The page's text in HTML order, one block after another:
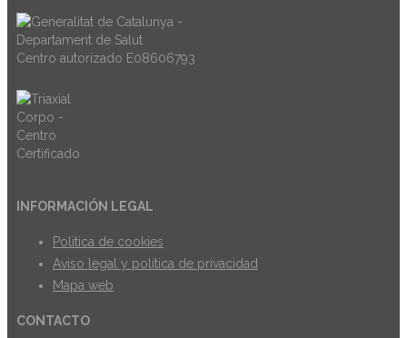
Centro autorizado E08606793
INFORMACIÓN LEGAL
Politica de cookies
Aviso legal y política de privacidad
Mapa web
CONTACTO